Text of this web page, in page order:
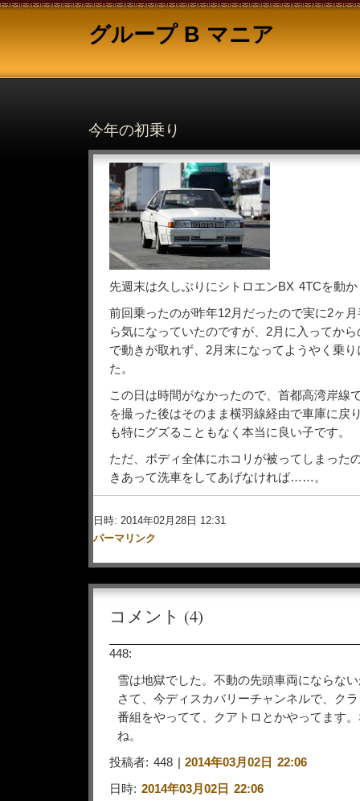
グループ B マニア
今年の初乗り
先週末は久しぶりにシトロエンBX 4TCを動
前回乗ったのが昨年12月だったので実に2ヶ
ら気になっていたのですが、2月に入ってか
で動きが取れず、2月末になってようやく乗
た。
この日は時間がなかったので、首都高湾岸線
を撮った後はそのまま横羽線経由で車庫に戻
も特にグズることもなく本当に良い子です。
ただ、ボディ全体にホコリが被ってしまった
きあって洗車をしてあげなければ……。
日時: 2014年02月28日 12:31
パーマリンク
コメント (4)
448:
雪は地獄でした。不動の先頭車両にならな
さて、今ディスカバリーチャンネルで、ク
番組をやってて、クアトロとかやってます
ね。
投稿者: 448 |2014年03月02日 22:06
日時: 2014年03月02日 22:06